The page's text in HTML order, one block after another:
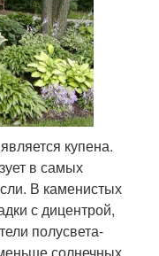
купена.
в самых
В каменистых
с дицентрой,
полусвета-
солнечных